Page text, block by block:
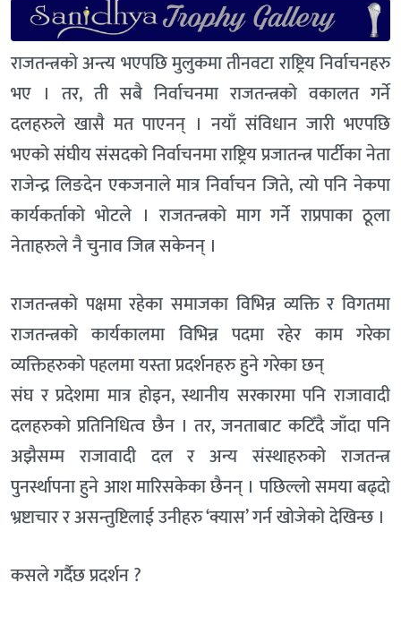
राजतन्त्रको अन्त्य भएपछि मुलुकमा तीनवटा राष्ट्रिय निर्वाचनहरु
भए । तर, ती सबै निर्वाचनमा राजतन्त्रको वकालत गर्ने
दलहरुले खासै मत पाएनन् । नयाँ संविधान जारी भएपछि
भएको संघीय संसदको निर्वाचनमा राष्ट्रिय प्रजातन्त्र पार्टीका नेता
राजेन्द्र लिङदेन एकजनाले मात्र निर्वाचन जिते, त्यो पनि नेकपा
कार्यकर्ताको भोटले । राजतन्त्रको माग गर्ने राप्रपाका ठूला
नेताहरुले नै चुनाव जित्न सकेनन् ।
राजतन्त्रको पक्षमा रहेका समाजका विभिन्न व्यक्ति र विगतमा
राजतन्त्रको कार्यकालमा विभिन्न पदमा रहेर काम गरेका
व्यक्तिहरुको पहलमा यस्ता प्रदर्शनहरु हुने गरेका छन्
संघ र प्रदेशमा मात्र होइन, स्थानीय सरकारमा पनि राजावादी
दलहरुको प्रतिनिधित्व छैन । तर, जनताबाट कटिँदै जाँदा पनि
अझैसम्म राजावादी दल र अन्य संस्थाहरुको राजतन्त्र
पुनर्स्थापना हुने आश मारिसकेका छैनन् । पछिल्लो समया बढ्दो
भ्रष्टाचार र असन्तुष्टिलाई उनीहरु ‘क्यास’ गर्न खोजेको देखिन्छ ।
कसले गर्दैछ प्रदर्शन ?